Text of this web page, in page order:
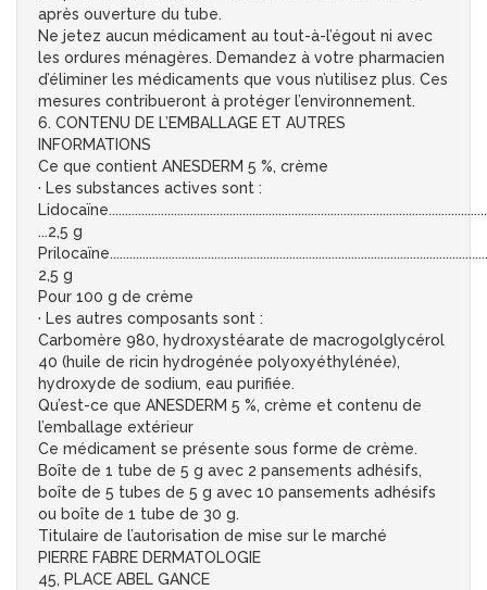
après ouverture du tube.
Ne jetez aucun médicament au tout-à-l’égout ni avec
les ordures ménagères. Demandez à votre pharmacien
d’éliminer les médicaments que vous n’utilisez plus. Ces
mesures contribueront à protéger l’environnement.
6. CONTENU DE L’EMBALLAGE ET AUTRES
INFORMATIONS
Ce que contient ANESDERM 5 %, crème
· Les substances actives sont :
...2,5 g
2,5 g
Pour 100 g de crème
· Les autres composants sont :
Carbomère 980, hydroxystéarate de macrogolglycérol
40 (huile de ricin hydrogénée polyoxyéthylénée),
hydroxyde de sodium, eau purifiée.
Qu’est-ce que ANESDERM 5 %, crème et contenu de
l’emballage extérieur
Ce médicament se présente sous forme de crème.
Boîte de 1 tube de 5 g avec 2 pansements adhésifs,
boîte de 5 tubes de 5 g avec 10 pansements adhésifs
ou boîte de 1 tube de 30 g.
Titulaire de l’autorisation de mise sur le marché
PIERRE FABRE DERMATOLOGIE
45, PLACE ABEL GANCE